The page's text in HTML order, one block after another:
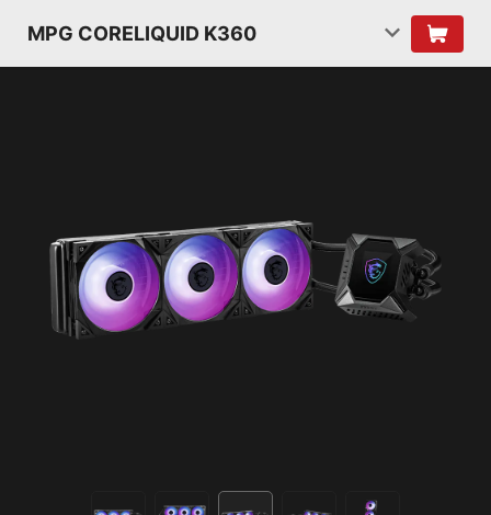
MPG CORELIQUID K360